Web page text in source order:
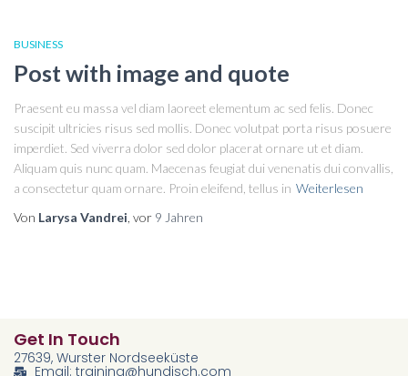
BUSINESS
Post with image and quote
Praesent eu massa vel diam laoreet elementum ac sed felis. Donec
suscipit ultricies risus sed mollis. Donec volutpat porta risus posuere
imperdiet. Sed viverra dolor sed dolor placerat ornare ut et diam.
Aliquam quis nunc quam. Maecenas feugiat dui venenatis dui convallis,
a consectetur quam ornare. Proin eleifend, tellus in Weiterlesen
Von Larysa Vandrei , vor 9 Jahren
Get In Touch
27639, Wurster Nordseeküste
Email: training@hundisch.com